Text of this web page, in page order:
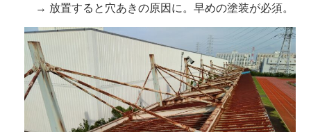
→ 放置すると穴あきの原因に。早めの塗装が必須。